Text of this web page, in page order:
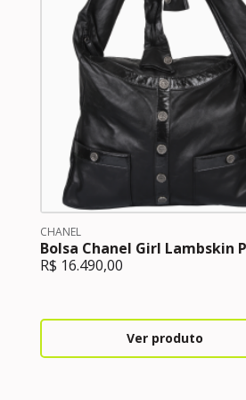
CHANEL
Bolsa Chanel Girl Lambskin
R$ 16.490,00
Ver produto